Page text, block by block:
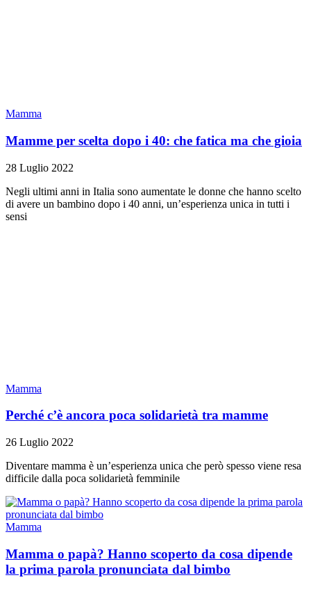
Mamma
Mamme per scelta dopo i 40: che fatica ma che gioia
28 Luglio 2022
Negli ultimi anni in Italia sono aumentate le donne che hanno scelto
di avere un bambino dopo i 40 anni, un’esperienza unica in tutti i
sensi
Mamma
Perché c’è ancora poca solidarietà tra mamme
26 Luglio 2022
Diventare mamma è un’esperienza unica che però spesso viene resa
difficile dalla poca solidarietà femminile
Mamma
Mamma o papà? Hanno scoperto da cosa dipende
la prima parola pronunciata dal bimbo